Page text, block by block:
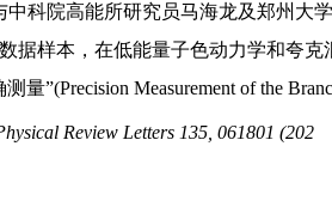
中科院高能所研究员马海龙及郑州大学
据样本，在低能量子色动力学和夸克
”(Precision Measurement of the
Review Letters 135, 061801 (202